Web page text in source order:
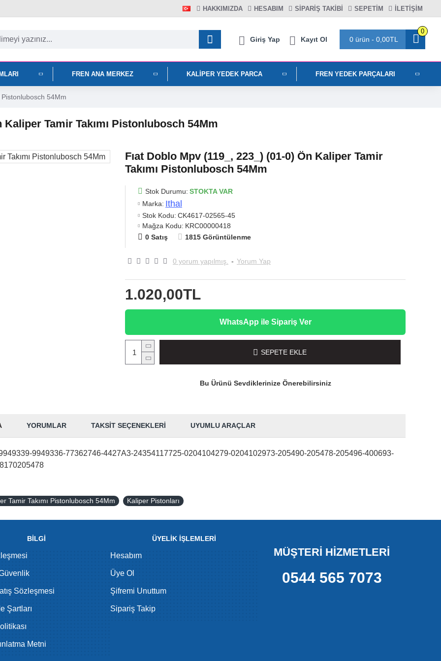
HAKKIMIZDA HESABIM SIPARIŞ TAKIBI SEPETIM İLETİŞİM
Giriş Yap Kayıt Ol 0 ürün - 0,00TL
0
FREN ANA MERKEZ KALIPER YEDEK PARCA FREN YEDEK PARÇALARI
Pistonlubosch 54Mm
Kaliper Tamir Takımı Pistonlubosch 54Mm
Fıat Doblo Mpv (119_, 223_) (01-0) Ön Kaliper Tamir
Takımı Pistonlubosch 54Mm
Stok Durumu: STOKTA VAR
Marka: Ithal
Stok Kodu: CK4617-02565-45
Mağza Kodu: KRC00000418
0 Satış
1815 Görüntülenme
0 yorum yapılmış. - Yorum Yap
1.020,00TL
WhatsApp ile Sipariş Ver
SEPETE EKLE
Bu Ürünü Sevdiklerinize Önerebilirsiniz
YORUMLAR TAKSIT SEÇENEKLERI UYUMLU ARAÇLAR
9949336-77362746-4427A3-24354117725-0204104279-0204102973-205490-205478-205496-400693-
Tamir Takımı Pistonlubosch 54Mm Kaliper Pistonları
BİLGİ
Sözleşmesi
Şartları
Metni
ÜYELİK İŞLEMLERİ
Hesabım
Üye Ol
Şifremi Unuttum
Sipariş Takip
MÜŞTERİ HİZMETLERİ
0544 565 7073